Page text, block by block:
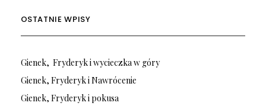
OSTATNIE WPISY
Gienek, Fryderyk i wycieczka w góry
Gienek, Fryderyk i Nawrócenie
Gienek, Fryderyk i pokusa